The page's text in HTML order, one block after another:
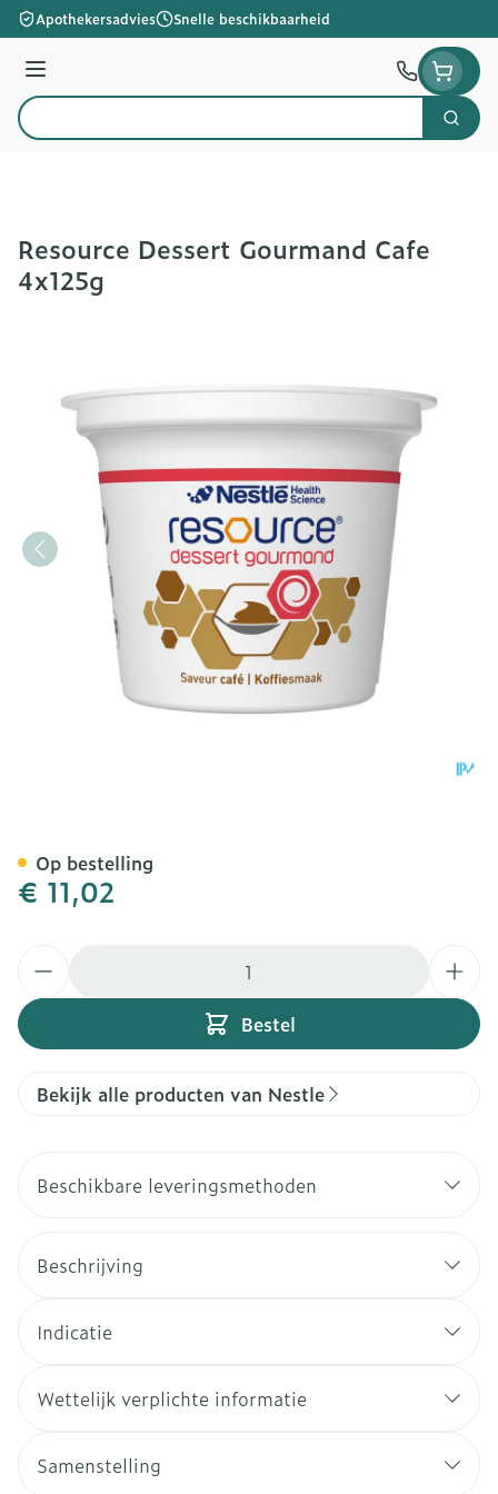
Ga naar de inhoud
Apothekersadvies Snelle beschikbaarheid
Menu
Product, merk, categorie...
Zoek
Resource Dessert Gourmand Cafe
4x125g
€ 11,02
Bestel
Op bestelling
Bekijk alle producten van Nestle
Beschikbare leveringsmethoden
Beschrijving
Indicatie
Wettelijk verplichte informatie
Samenstelling